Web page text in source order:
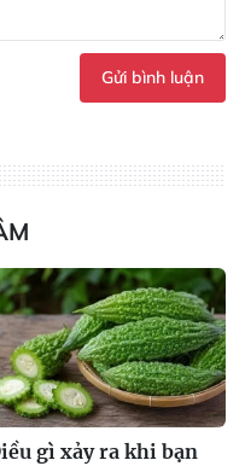
Gửi bình luận
gì xảy ra khi bạn